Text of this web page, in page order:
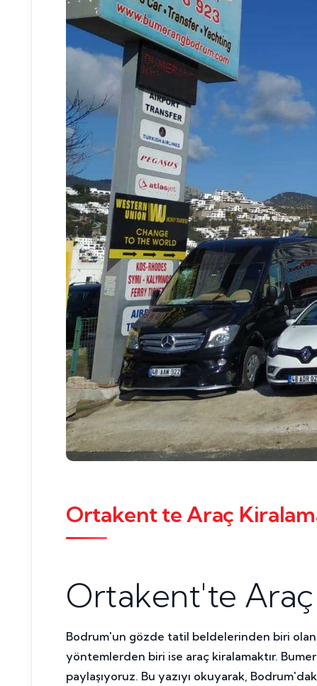
Ortakent te Araç
Ortakent'te Araç
Bodrum'un gözde tatil beldelerinden biri
yöntemlerden biri ise araç kiralamaktır.
paylaşıyoruz. Bu yazıyı okuyarak,